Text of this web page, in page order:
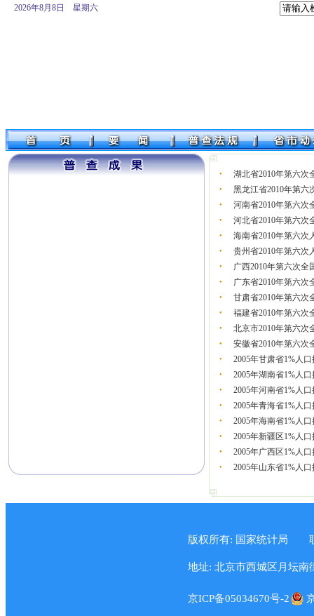
2026年8月8日 星期六
● 湖北省2010年第六次
● 黑龙江省2010年第六
● 河南省2010年第六次
● 河北省2010年第六次
● 海南省2010年第六次
● 贵州省2010年第六次
● 广西2010年第六次全
● 广东省2010年第六次
● 甘肃省2010年第六次
● 福建省2010年第六次
● 北京市2010年第六次
● 安徽省2010年第六次
● 2005年甘肃省1%人
● 2005年湖南省1%人
● 2005年河南省1%人
● 2005年青海省1%人
● 2005年海南省1%人
● 2005年新疆区1%人
● 2005年广西区1%人
● 2005年山东省1%人
版权所有: 国家统计局
地址: 北京市西城区月坛南
京ICP备05034670号-2